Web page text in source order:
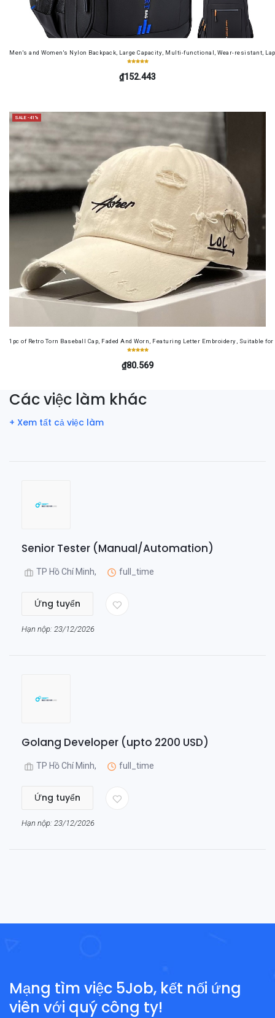
Men's and Women's Nylon Backpack, Large Capacity, Multi-functional, Wear-resistant,
₫152.443
SALE -41%
1pc of Retro Torn Baseball Cap, Faded And Worn, Featuring Letter Embroidery, Suitable
₫80.569
Các việc làm khác
+ Xem tất cả việc làm
Senior Tester (Manual/Automation)
TP Hồ Chí Minh, full_time
Ứng tuyển
Hạn nộp: 23/12/2026
Golang Developer (upto 2200 USD)
TP Hồ Chí Minh, full_time
Ứng tuyển
Hạn nộp: 23/12/2026
Mạng tìm việc 5Job, kết nối ứng
viên với quý công ty!